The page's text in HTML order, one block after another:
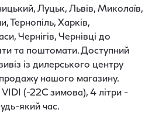
Луцьк, Львів, Миколаїв,
Тернопіль, Харків,
Чернігів, Чернівці до
та поштомати. Доступний
із дилерського центру
продажу нашого магазину.
(-22С зимова), 4 літри -
який час.